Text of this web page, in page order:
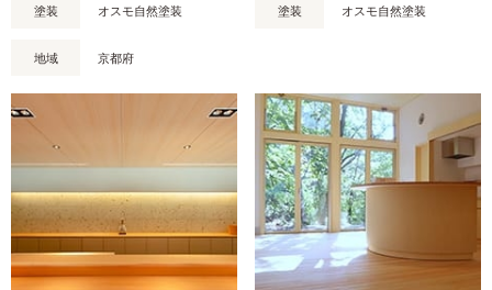
塗装 オスモ自然塗装
地域 京都府
塗装 オスモ自然塗装